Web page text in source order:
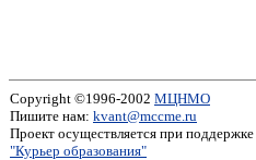
Copyright ©1996-2002 МЦНМО
Пишите нам: kvant@mccme.ru
Проект осуществляется при поддержке
"Курьер образования"